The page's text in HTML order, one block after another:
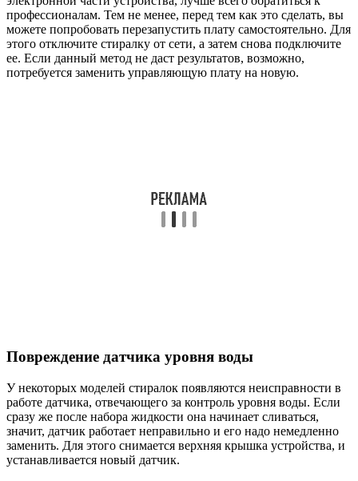
профессионалам. Тем не менее, перед тем как это сделать, вы
можете попробовать перезапустить плату самостоятельно. Для
этого отключите стиралку от сети, а затем снова подключите
ее. Если данный метод не даст результатов, возможно,
потребуется заменить управляющую плату на новую.
Повреждение датчика уровня воды
У некоторых моделей стиралок появляются неисправности в
работе датчика, отвечающего за контроль уровня воды. Если
сразу же после набора жидкости она начинает сливаться,
значит, датчик работает неправильно и его надо немедленно
заменить. Для этого снимается верхняя крышка устройства, и
устанавливается новый датчик.